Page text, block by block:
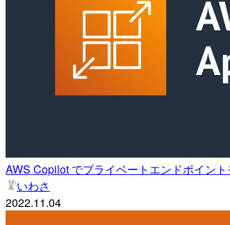
AWS Copilot でプライベートエンドポイン
いわさ
2022.11.04